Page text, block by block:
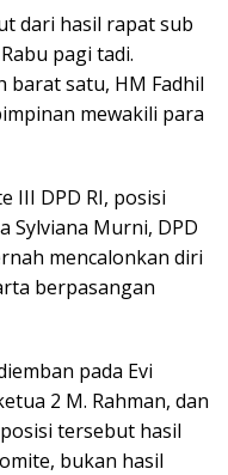
dari hasil rapat sub
pagi tadi.
barat satu, HM Fadhil
mewakili para
III DPD RI, posisi
Sylviana Murni, DPD
mencalonkan diri
berpasangan
pada Evi
2 M. Rahman, dan
tersebut hasil
bukan hasil